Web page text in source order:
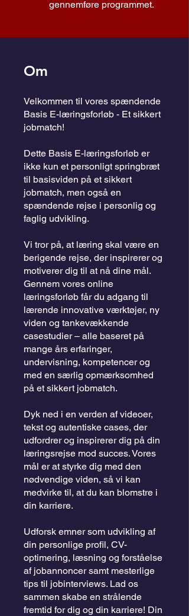
gennemføre programmet.
Om
Velkommen til vores spændende
Basis E-læringsforløb - Et sikkert
jobmatch!
Dette Basis E-læringsforløb er
ikke kun et personligt springbræt
til basisviden på et sikkert
jobmatch, men også en
spændende rejse i personlig og
faglig udvikling.
Vi tror på, at læring skal være en
berigende rejse, der inspirerer og
motiverer dig til at nå dine mål.
Gennem vores online
læringsforløb får du adgang til
lærende innovative værktøjer, ny
viden og tankevækkende
casestudier – alle baseret på
mange års erfaringer,
undervisning, kompetencer og
med en særlig opmærksomhed
på et sikkert jobmatch.
Dyk ned i en verden af videoer,
tekst og autentiske cases, der
udfordrer og inspirerer dig på din
læringsrejse mod succes. Vores
mål er at styrke dig med den
nødvendige viden, så vi kan
medvirke til, at du kan blomstre i
din karriere.
Udforsk emner som udvikling af
din personlige profil, CV-
optimering, læsning og forståelse
af jobannoncer samt mesterlige
tips til jobinterviews. Lad os
sammen skabe en strålende
fremtid for dig og din karriere! Din